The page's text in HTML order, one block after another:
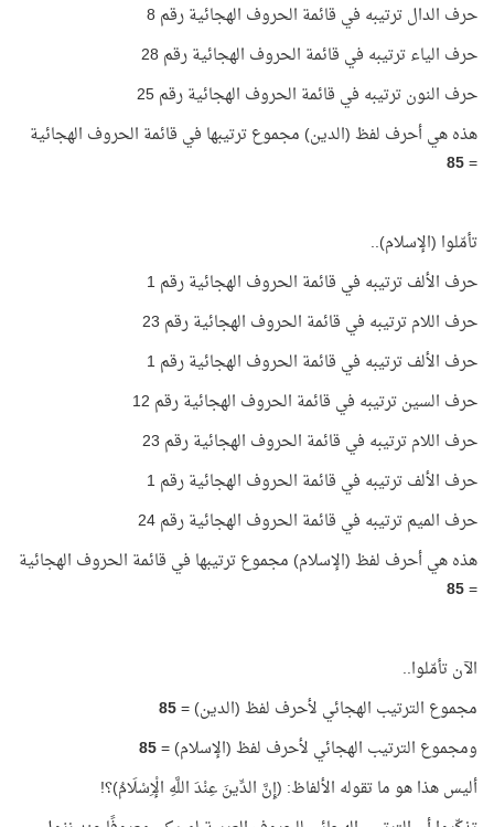
حرف الدال ترتيبه في قائمة الحروف الهجائية رقم 8
حرف الياء ترتيبه في قائمة الحروف الهجائية رقم 28
حرف النون ترتيبه في قائمة الحروف الهجائية رقم 25
هذه هي أحرف لفظ (الدين) مجموع ترتيبها في قائمة الحروف الهجائية
=
85
تأمّلوا (الإسلام)..
حرف الألف ترتيبه في قائمة الحروف الهجائية رقم 1
حرف اللام ترتيبه في قائمة الحروف الهجائية رقم 23
حرف الألف ترتيبه في قائمة الحروف الهجائية رقم 1
حرف السين ترتيبه في قائمة الحروف الهجائية رقم 12
حرف اللام ترتيبه في قائمة الحروف الهجائية رقم 23
حرف الألف ترتيبه في قائمة الحروف الهجائية رقم 1
حرف الميم ترتيبه في قائمة الحروف الهجائية رقم 24
هذه هي أحرف لفظ (الإسلام) مجموع ترتيبها في قائمة الحروف الهجائية
=
85
الآن تأمّلوا..
مجموع الترتيب الهجائي لأحرف لفظ (الدين) =85
ومجموع الترتيب الهجائي لأحرف لفظ (الإسلام) =85
أليس هذا هو ما تقوله الألفاظ: (إِنَّ الدِّينَ عِنْدَ اللَّهِ الْإِسْلَامُ)؟!